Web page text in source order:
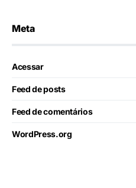
Meta
Acessar
Feed de posts
Feed de comentários
WordPress.org